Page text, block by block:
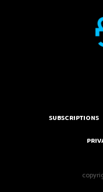
SUBSCRIPTIONS